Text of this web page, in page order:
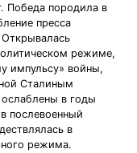
Победа породила в
пресса
Открывалась
режиме,
импульсу» войны,
Сталиным
в годы
послевоенный
в
режима.